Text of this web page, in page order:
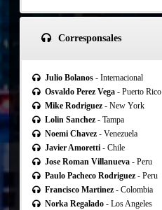
Corresponsales
Julio Bolanos- Internacional
Osvaldo Perez Vega- Puerto Rico
Mike Rodriguez- New York
Lolin Sanchez- Tampa
Noemi Chavez- Venezuela
Javier Amoretti- Chile
Jose Roman Villanueva- Peru
Paulo Pacheco Rodriguez- Peru
Francisco Martinez- Colombia
Norka Regalado- Los Angeles